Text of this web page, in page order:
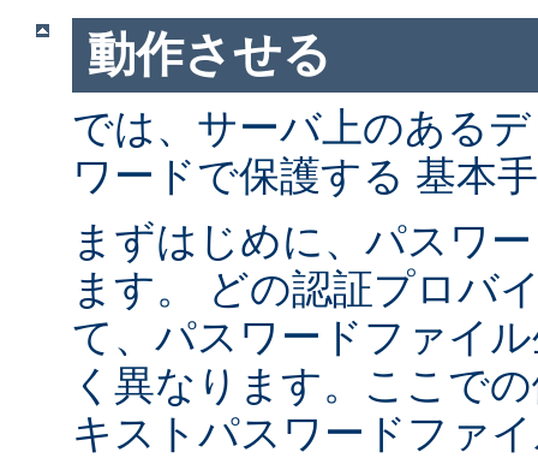
動作させる
では、サーバ上のある
ワードで保護する 基本
まずはじめに、パスワ
ます。 どの認証プロバ
て、パスワードファイ
く異なります。ここで
キストパスワードファ